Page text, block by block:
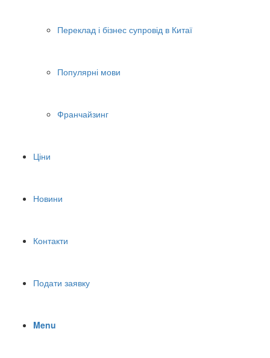
Переклад і бізнес супровід в Китаї
Популярні мови
Франчайзинг
Ціни
Новини
Контакти
Подати заявку
Menu